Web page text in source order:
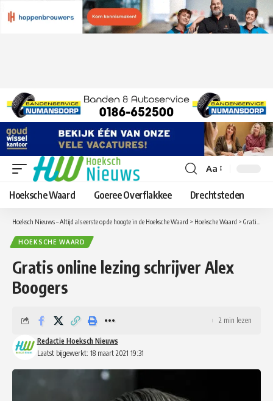
Lettergrootte
aanpassen
Aa
Hoeksche Waard Goeree Overflakkee Drechtsteden
Hoeksch Nieuws – Altijd als eerste op de hoogte in de Hoeksche Waard > Hoeksche Waard > Gratis online lezing schrijver Alex Boogers
HOEKSCHE WAARD
Gratis online lezing schrijver Alex
Boogers
Laatst bijgewerkt: 18 maart 2021 19:31
Redactie Hoeksch Nieuws
2 min lezen